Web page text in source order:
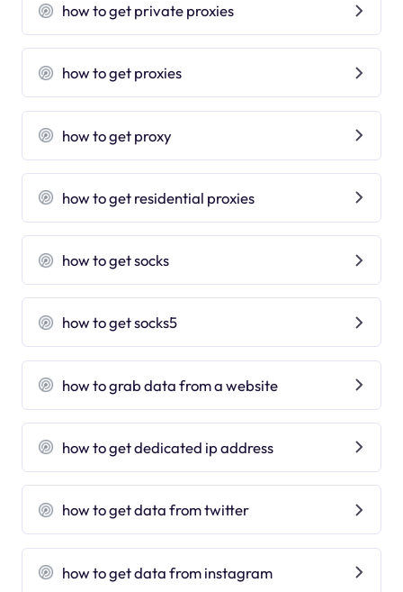
how to get private proxies
how to get proxies
how to get proxy
how to get residential proxies
how to get socks
how to get socks5
how to grab data from a website
how to get dedicated ip address
how to get data from twitter
how to get data from instagram